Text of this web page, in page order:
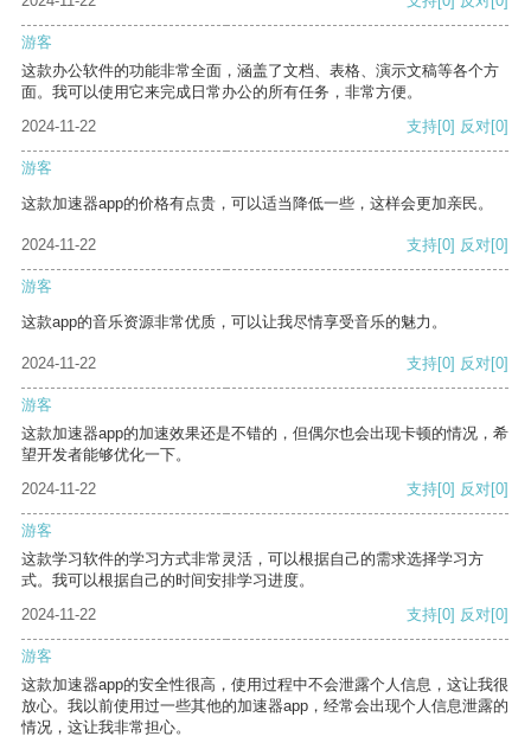
游客
这款办公软件的功能非常全面，涵盖了文档、表格、演示文稿等各个方
面。我可以使用它来完成日常办公的所有任务，非常方便。
2024-11-22
支持[0] 反对[0]
游客
这款加速器app的价格有点贵，可以适当降低一些，这样会更加亲民。
2024-11-22 支持[0] 反对[0]
游客
这款app的音乐资源非常优质，可以让我尽情享受音乐的魅力。
2024-11-22 支持[0] 反对[0]
游客
这款加速器app的加速效果还是不错的，但偶尔也会出现卡顿的情况，希
望开发者能够优化一下。
2024-11-22
支持[0] 反对[0]
游客
这款学习软件的学习方式非常灵活，可以根据自己的需求选择学习方
式。我可以根据自己的时间安排学习进度。
2024-11-22
支持[0] 反对[0]
游客
这款加速器app的安全性很高，使用过程中不会泄露个人信息，这让我很
放心。我以前使用过一些其他的加速器app，经常会出现个人信息泄露的
情况，这让我非常担心。